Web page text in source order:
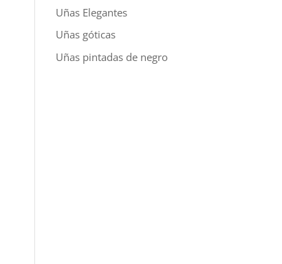
Uñas Elegantes
Uñas góticas
Uñas pintadas de negro